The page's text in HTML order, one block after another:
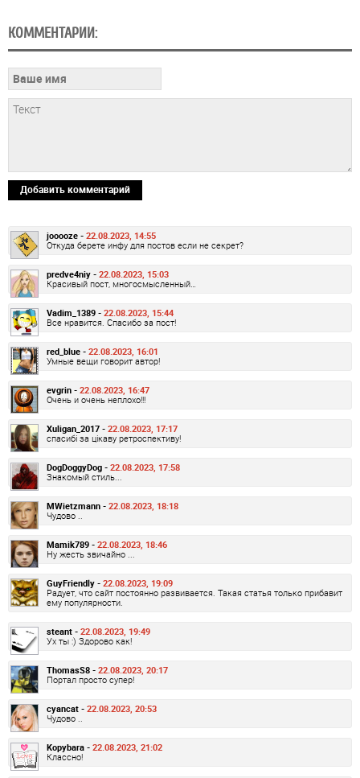
КОММЕНТАРИИ:
Добавить комментарий
jooooze - 22.08.2023, 14:55
Откуда берете инфу для постов если не секрет?
predve4niy - 22.08.2023, 15:03
Красивый пост, многосмысленный…
Vadim_1389 - 22.08.2023, 15:44
Все нравится. Спасибо за пост!
red_blue - 22.08.2023, 16:01
Умные вещи говорит автор!
evgrin - 22.08.2023, 16:47
Очень и очень неплохо!!!
Xuligan_2017 - 22.08.2023, 17:17
спасибі за цікаву ретроспективу!
DogDoggyDog - 22.08.2023, 17:58
Знакомый стиль...
MWietzmann - 22.08.2023, 18:18
Чудово ..
Mamik789 - 22.08.2023, 18:46
Ну жесть звичайно ...
GuyFriendly - 22.08.2023, 19:09
Радует, что сайт постоянно развивается. Такая статья только прибавит
ему популярности.
steant - 22.08.2023, 19:49
Ух ты :) Здорово как!
ThomasS8 - 22.08.2023, 20:17
Портал просто супер!
cyancat - 22.08.2023, 20:53
Чудово ..
Kopybara - 22.08.2023, 21:02
Классно!